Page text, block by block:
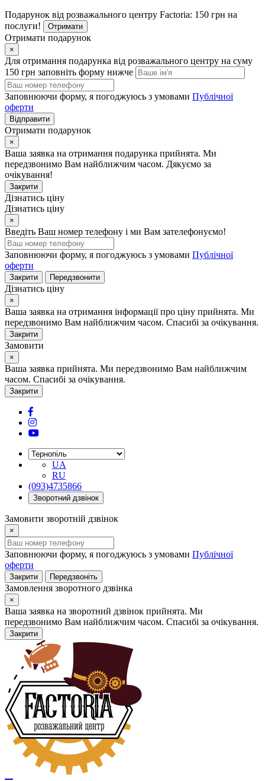
Подарунок від розважального центру Factoria: 150 грн на
послуги!
Отримати
Отримати подарунок
×
Для отримання подарунка від розважального центру на суму
150 грн заповніть форму нижче
Заповнюючи форму, я погоджуюсь з умовами Публічної
оферти
Відправити
Отримати подарунок
×
Ваша заявка на отримання подарунка прийнята. Ми
передзвонимо Вам найближчим часом. Дякуємо за
очікування!
Закрити
Дізнатись ціну
Дізнатись ціну
×
Введіть Ваш номер телефону і ми Вам зателефонуємо!
Заповнюючи форму, я погоджуюсь з умовами Публічної
оферти
Закрити Передзвонити
Дізнатись ціну
×
Ваша заявка на отримання інформації про ціну прийнята. Ми
передзвонимо Вам найближчим часом. Спасибі за очікування.
Закрити
Замовити
×
Ваша заявка прийнята. Ми передзвонимо Вам найближчим
часом. Спасибі за очікування.
Закрити
UA
RU
(093)4735866
Зворотний дзвінок
Замовити зворотній дзвінок
×
Заповнюючи форму, я погоджуюсь з умовами Публічної
оферти
Закрити Передзвоніть
Замовлення зворотного дзвінка
×
Ваша заявка на зворотний дзвінок прийнята. Ми
передзвонимо Вам найближчим часом. Спасибі за очікування.
Закрити